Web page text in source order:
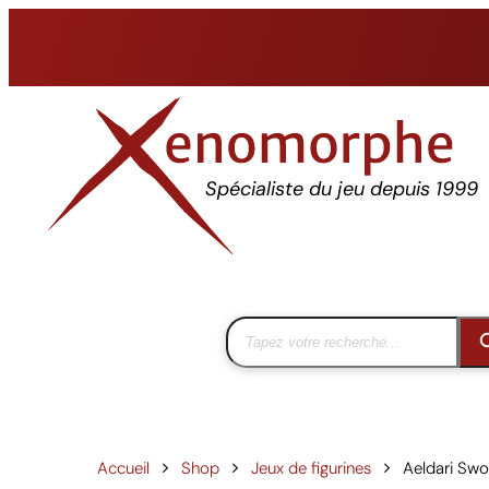
Spécialiste du jeu depuis 1999
Accueil Shop Jeux de figurines Aeldari